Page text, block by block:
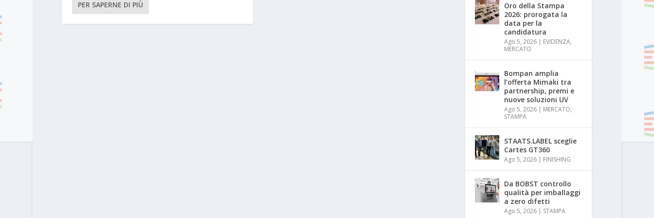
PER SAPERNE DI PIÙ
Oro della Stampa
2026: prorogata la
data per la
candidatura
Ago 5, 2026 | EVIDENZA,
MERCATO
Bompan amplia
l’offerta Mimaki tra
partnership, premi e
nuove soluzioni UV
Ago 5, 2026 | MERCATO,
STAMPA
STAATS.LABEL sceglie
Cartes GT360
Ago 5, 2026 | FINISHING
Da BOBST controllo
qualità per imballaggi
a zero difetti
Ago 5, 2026 | STAMPA